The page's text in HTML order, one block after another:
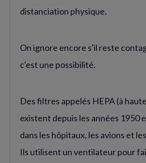
distanciation physique.
On ignore encore s'il reste
c'est une possibilité.
Des filtres appelés HEPA (à
existent depuis les années 1950
dans les hôpitaux, les avions et
Ils utilisent un ventilateur pour